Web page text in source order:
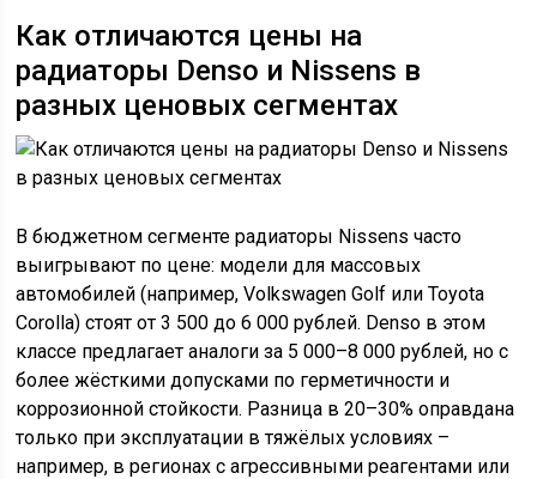
Как отличаются цены на
радиаторы Denso и Nissens в
разных ценовых сегментах
В бюджетном сегменте радиаторы Nissens часто
выигрывают по цене: модели для массовых
автомобилей (например, Volkswagen Golf или Toyota
Corolla) стоят от 3 500 до 6 000 рублей. Denso в этом
классе предлагает аналоги за 5 000–8 000 рублей, но с
более жёсткими допусками по герметичности и
коррозионной стойкости. Разница в 20–30% оправдана
только при эксплуатации в тяжёлых условиях –
например, в регионах с агрессивными реагентами или